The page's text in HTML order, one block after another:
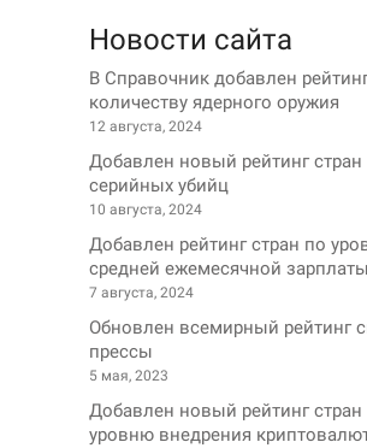
Новости сайта
В Справочник добавлен
количеству ядерного оружия
12 августа, 2024
Добавлен новый рейтинг стран
серийных убийц
10 августа, 2024
Добавлен рейтинг стран по
средней ежемесячной зарплаты
7 августа, 2024
Обновлен всемирный рейтинг
прессы
5 мая, 2023
Добавлен новый рейтинг стран
уровню внедрения